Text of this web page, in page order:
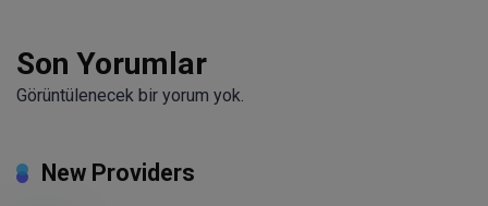
Son Yorumlar
Görüntülenecek bir yorum yok.
New Providers